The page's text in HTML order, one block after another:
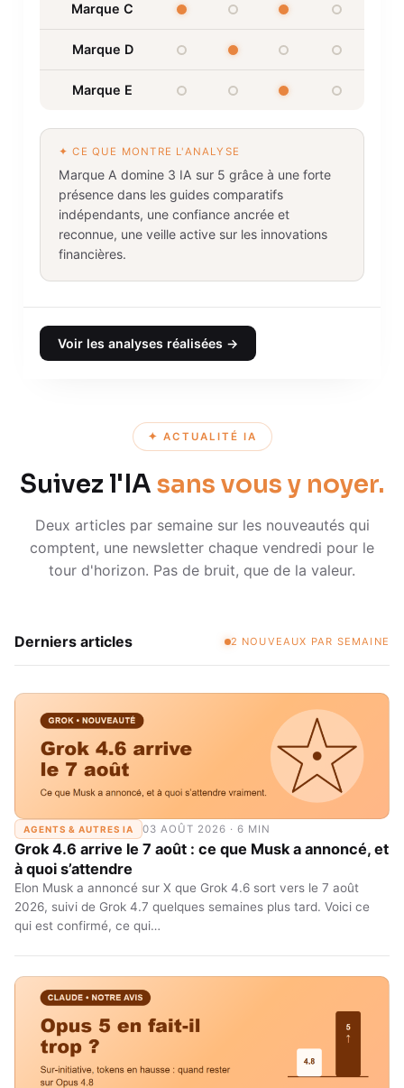
Marque C
Marque D
Marque E
✦ CE QUE MONTRE L'ANALYSE
Marque A domine 3 IA sur 5 grâce à une forte
présence dans les guides comparatifs
indépendants, une confiance ancrée et
reconnue, une veille active sur les innovations
financières.
Voir les analyses réalisées →
✦ ACTUALITÉ IA
Suivez l'IA sans vous y noyer.
Deux articles par semaine sur les nouveautés qui
comptent, une newsletter chaque vendredi pour le
tour d'horizon. Pas de bruit, que de la valeur.
Derniers articles 2 NOUVEAUX PAR SEMAINE
AGENTS & AUTRES IA 03 AOÛT 2026 · 6 MIN
Grok 4.6 arrive le 7 août : ce que Musk a annoncé, et
à quoi s’attendre
Elon Musk a annoncé sur X que Grok 4.6 sort vers le 7 août
2026, suivi de Grok 4.7 quelques semaines plus tard. Voici ce
qui est confirmé, ce qui…